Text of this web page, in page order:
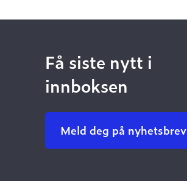
Få siste nytt i
innboksen
Meld deg på nyhetsbrev